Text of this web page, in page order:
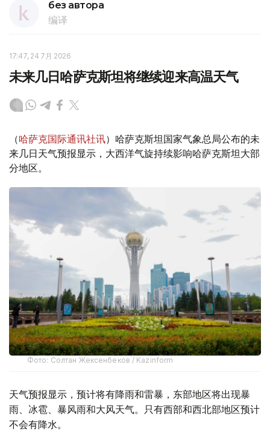
без автора
编译
17:47, 24 7月 2026
未来几日哈萨克斯坦将继续迎来高温天气
（哈萨克国际通讯社讯）哈萨克斯坦国家气象总局公布的未
来几日天气预报显示，大西洋气旋持续影响哈萨克斯坦大部
分地区。
Фото: Солтан Жексенбеков / Kazinform
天气预报显示，预计将有降雨和雷暴，东部地区将出现暴
雨、冰雹、暴风雨和大风天气。只有西部和西北部地区预计
不会有降水。